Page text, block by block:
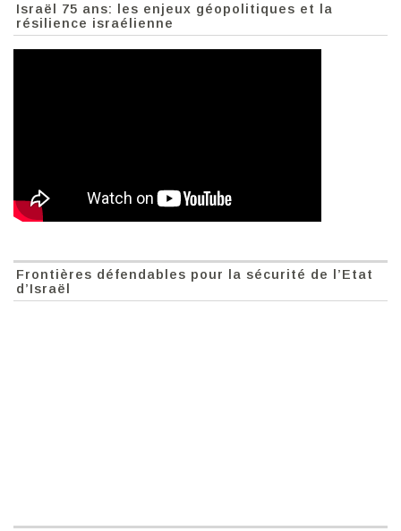
Israël 75 ans: les enjeux géopolitiques et la
résilience israélienne
Frontières défendables pour la sécurité de l’Etat
d’Israël